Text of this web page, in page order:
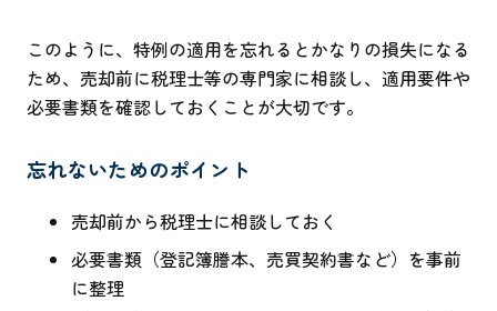
このように、特例の適用を忘れるとかなりの損失になる
ため、売却前に税理士等の専門家に相談し、適用要件や
必要書類を確認しておくことが大切です。
忘れないためのポイント
売却前から税理士に相談しておく
必要書類（登記簿謄本、売買契約書など）を事前
に整理